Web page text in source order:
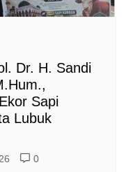
Dr. H. Sandi
Sapi
Lubuk
0